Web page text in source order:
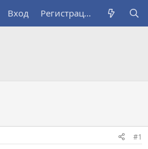
Вход Регистрация
#1